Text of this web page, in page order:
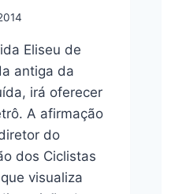
Eliseu de
antiga da
irá oferecer
A afirmação
do
dos Ciclistas
visualiza